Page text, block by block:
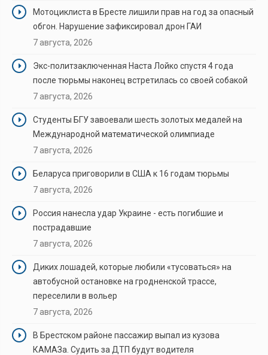
Мотоциклиста в Бресте лишили прав на год за опасный
обгон. Нарушение зафиксировал дрон ГАИ
7 августа, 2026
Экс-политзаключенная Наста Лойко спустя 4 года
после тюрьмы наконец встретилась со своей собакой
7 августа, 2026
Студенты БГУ завоевали шесть золотых медалей на
Международной математической олимпиаде
7 августа, 2026
Беларуса приговорили в США к 16 годам тюрьмы
7 августа, 2026
Россия нанесла удар Украине - есть погибшие и
пострадавшие
7 августа, 2026
Диких лошадей, которые любили «тусоваться» на
автобусной остановке на гродненской трассе,
переселили в вольер
7 августа, 2026
В Брестском районе пассажир выпал из кузова
КАМАЗа. Судить за ДТП будут водителя